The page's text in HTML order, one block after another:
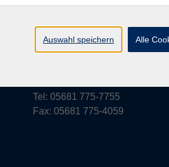
Parkstraße 6
34576 Homberg (Efze)
Tel: 05681 775-7755
Fax: 05681 775-4059
Auswahl speichern Alle